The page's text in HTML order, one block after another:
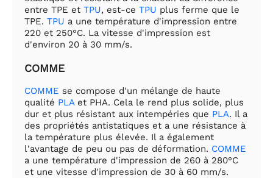
entre TPE et TPU, est-ce TPU plus ferme que le
TPE. TPU a une température d'impression entre
220 et 250°C. La vitesse d'impression est
d'environ 20 à 30 mm/s.
COMME
COMME se compose d'un mélange de haute
qualité PLAet PHA. Cela le rend plus solide, plus
dur et plus résistant aux intempéries que PLA. Il a
des propriétés antistatiques et a une résistance à
la température plus élevée. Il a également
l'avantage de peu ou pas de déformation. COMME
a une température d'impression de 260 à 280°C
et une vitesse d'impression de 30 à 60 mm/s.